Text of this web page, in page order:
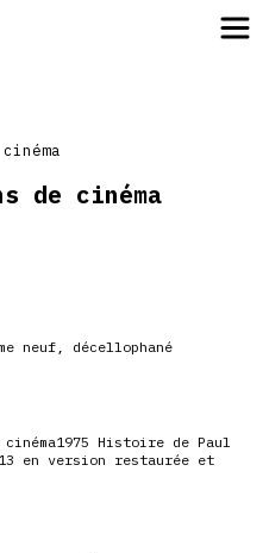
de cinéma
neuf, décellophané
Histoire de Paul
13 en version restaurée et